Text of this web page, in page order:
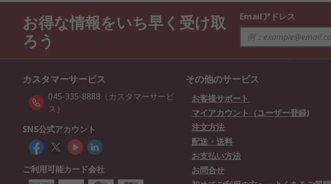
お得な情報をいち早く受け取
ろう
Emailアドレス
カスタマーサービス
045-335-8888（カスタマーサービ
ス）
SNS公式アカウント
ご利用可能カード会社
その他のサービス
お客様サポート
マイアカウント（ユーザー登録)
注文方法
配送・送料
お支払い方法
お問合せ